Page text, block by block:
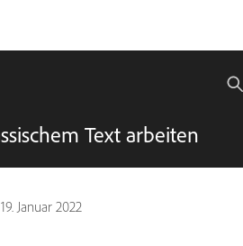
Text arbeiten
19. Januar 2022